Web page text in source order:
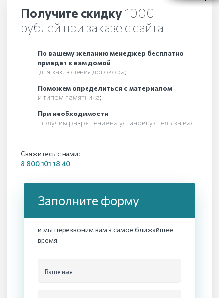
Получите скидку1000
рублей при заказе с сайта
По вашему желанию менеджер бесплатно
приедет к вам домой
для заключения договора;
Поможем определиться с материалом
и типом памятника;
При необходимости
получим разрешение на установку стелы за вас.
Свяжитесь с нами:
8 800 101 18 40
Заполните форму
и мы перезвоним вам в самое ближайшее
время
Ваше имя